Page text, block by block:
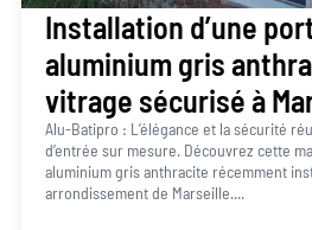
Installation d’une
aluminium gris
vitrage sécurisé à
Alu-Batipro : L’élégance et la sécurité
d’entrée sur mesure. Découvrez cette
aluminium gris anthracite récemment
arrondissement de Marseille....